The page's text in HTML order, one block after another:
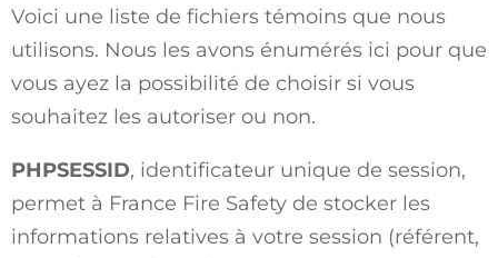
Voici une liste de fichiers témoins que nous
utilisons. Nous les avons énumérés ici pour que
vous ayez la possibilité de choisir si vous
souhaitez les autoriser ou non.
PHPSESSID, identificateur unique de session,
permet à France Fire Safety de stocker les
informations relatives à votre session (référent,